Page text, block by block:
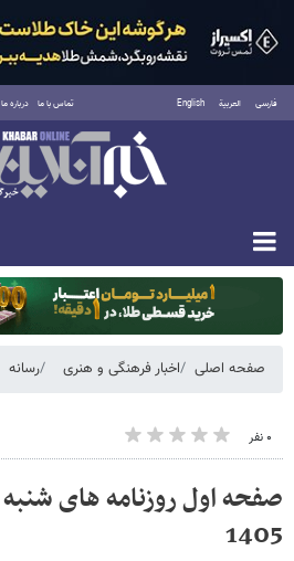
فارسی العربية English تماس با ما درباره ما
یکشنبه ۱۸ مرداد ۱۴۰۵
صفحه اصلی اخبار فرهنگی و هنری رسانه
۰ نفر
1405